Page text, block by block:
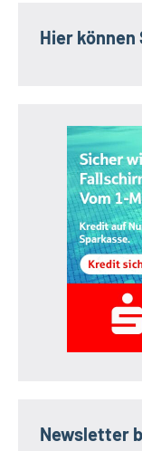
Hier
Newsletter